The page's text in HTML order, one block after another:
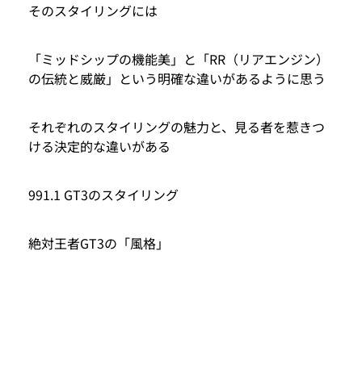
そのスタイリングには
「ミッドシップの機能美」と「RR（リアエンジン）
の伝統と威厳」という明確な違いがあるように思う
それぞれのスタイリングの魅力と、見る者を惹きつ
ける決定的な違いがある
991.1 GT3のスタイリング
絶対王者GT3の「風格」